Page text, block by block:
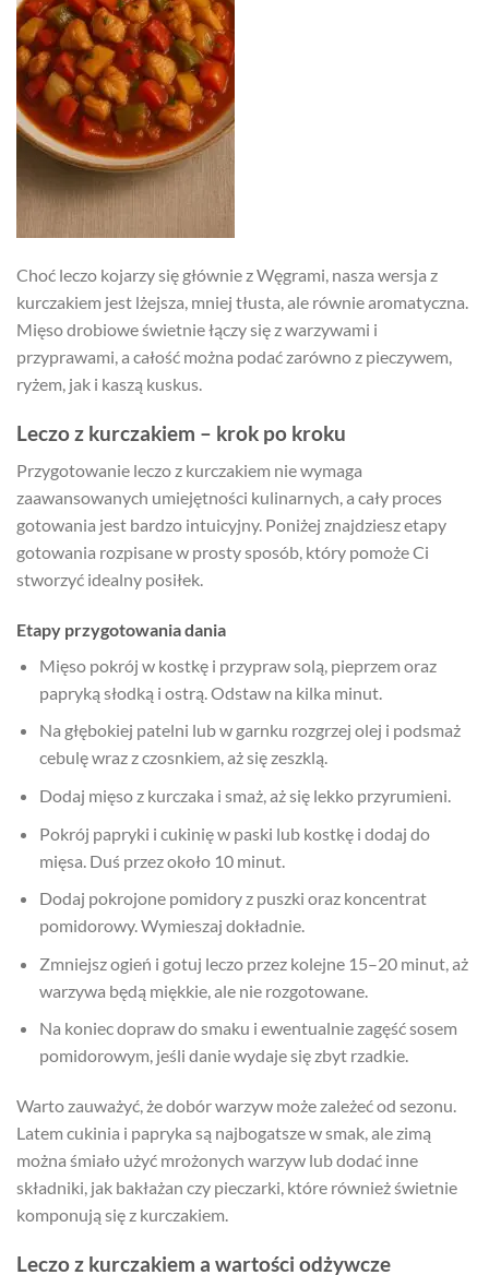
Choć leczo kojarzy się głównie z Węgrami, nasza wersja z
kurczakiem jest lżejsza, mniej tłusta, ale równie aromatyczna.
Mięso drobiowe świetnie łączy się z warzywami i
przyprawami, a całość można podać zarówno z pieczywem,
ryżem, jak i kaszą kuskus.
Leczo z kurczakiem – krok po kroku
Przygotowanie leczo z kurczakiem nie wymaga
zaawansowanych umiejętności kulinarnych, a cały proces
gotowania jest bardzo intuicyjny. Poniżej znajdziesz etapy
gotowania rozpisane w prosty sposób, który pomoże Ci
stworzyć idealny posiłek.
Etapy przygotowania dania
Mięso pokrój w kostkę i przypraw solą, pieprzem oraz
papryką słodką i ostrą. Odstaw na kilka minut.
Na głębokiej patelni lub w garnku rozgrzej olej i podsmaż
cebulę wraz z czosnkiem, aż się zeszklą.
Dodaj mięso z kurczaka i smaż, aż się lekko przyrumieni.
Pokrój papryki i cukinię w paski lub kostkę i dodaj do
mięsa. Duś przez około 10 minut.
Dodaj pokrojone pomidory z puszki oraz koncentrat
pomidorowy. Wymieszaj dokładnie.
Zmniejsz ogień i gotuj leczo przez kolejne 15–20 minut, aż
warzywa będą miękkie, ale nie rozgotowane.
Na koniec dopraw do smaku i ewentualnie zagęść sosem
pomidorowym, jeśli danie wydaje się zbyt rzadkie.
Warto zauważyć, że dobór warzyw może zależeć od sezonu.
Latem cukinia i papryka są najbogatsze w smak, ale zimą
można śmiało użyć mrożonych warzyw lub dodać inne
składniki, jak bakłażan czy pieczarki, które również świetnie
komponują się z kurczakiem.
Leczo z kurczakiem a wartości odżywcze